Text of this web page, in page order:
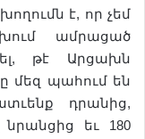
է, որ չեմ
ամրացած
թէ Արցախն
մեզ պահում են
դրանից,
եւ 180